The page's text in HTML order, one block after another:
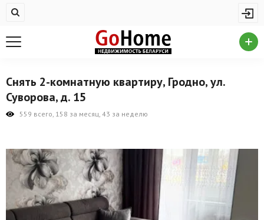
Купить квартиру
На сутки
Новостройки
Комерческая недвижимость
Продажа коммерческой недвижимости
Аренда коммерческой недвижимости
Снять 2-комнатную квартиру, Гродно, ул.
Суворова, д. 15
559 всего, 158 за месяц, 43 за неделю